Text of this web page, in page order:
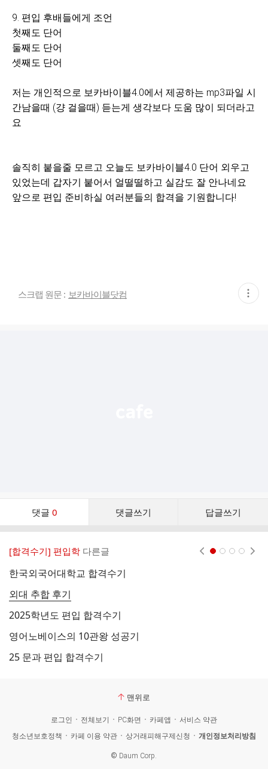
9. 편입 후배들에게 조언
첫째도 단어
둘째도 단어
셋째도 단어
저는 개인적으로 보카바이블4.0에서 제공하는 mp3파일 시
간남을때 (걍 걸을때) 듣는게 생각보다 도움 많이 되더라고
요
솔직히 붙을줄 모르고 오늘도 보카바이블4.0 단어 외우고
있었는데 갑자기 붙어서 얼떨떨하고 실감도 잘 안나네요
앞으로 편입 준비하실 여러분들의 합격을 기원합니다!
스크랩 원문 : 보카바이블닷컴 현
재
댓글 0 댓글쓰기 답글쓰기
댓
[합격수기] 편입학 다른글
한국외국어대학교 합격수기
외대 추합 후기
2025학년도 편입 합격수기
영어노베이스의 10관왕 성공기
25 문과 편입 합격수기
맨위로
로그인 전체보기 PC화면 카페앱
서비스 약관
청소년보호정책
카페 이용 약관 상거래피해구제신청 개인정보처리방침
© Daum Corp.